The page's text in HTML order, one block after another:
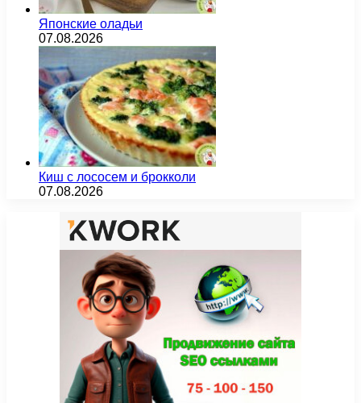
Японские оладьи
07.08.2026
Киш с лососем и брокколи
07.08.2026